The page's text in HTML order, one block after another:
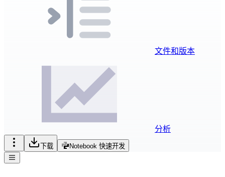
文件和版本
分析
下载 Notebook 快速开发